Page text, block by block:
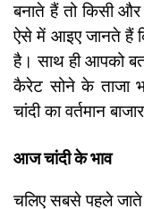
बनाते हैं तो किसी और
ऐसे में आइए जानते हैं
है। साथ ही आपको
कैरेट सोने के ताजा
चांदी का वर्तमान
आज चांदी के भाव
चलिए सबसे पहले